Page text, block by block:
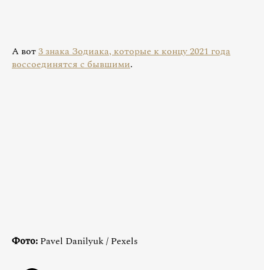
А вот3 знака Зодиака, которые к концу 2021 года
воссоединятся с бывшими.
Фото: Pavel Danilyuk / Pexels